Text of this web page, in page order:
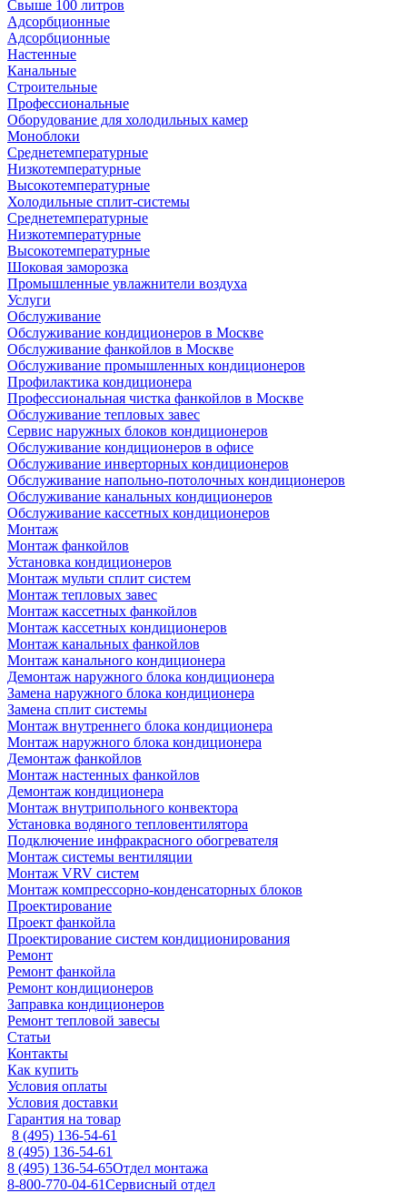
Свыше 100 литров
Адсорбционные
Адсорбционные
Настенные
Канальные
Строительные
Профессиональные
Оборудование для холодильных камер
Моноблоки
Среднетемпературные
Низкотемпературные
Высокотемпературные
Холодильные сплит-системы
Среднетемпературные
Низкотемпературные
Высокотемпературные
Шоковая заморозка
Промышленные увлажнители воздуха
Услуги
Обслуживание
Обслуживание кондиционеров в Москве
Обслуживание фанкойлов в Москве
Обслуживание промышленных кондиционеров
Профилактика кондиционера
Профессиональная чистка фанкойлов в Москве
Обслуживание тепловых завес
Сервис наружных блоков кондиционеров
Обслуживание кондиционеров в офисе
Обслуживание инверторных кондиционеров
Обслуживание напольно-потолочных кондиционеров
Обслуживание канальных кондиционеров
Обслуживание кассетных кондиционеров
Монтаж
Монтаж фанкойлов
Установка кондиционеров
Монтаж мульти сплит систем
Монтаж тепловых завес
Монтаж кассетных фанкойлов
Монтаж кассетных кондиционеров
Монтаж канальных фанкойлов
Монтаж канального кондиционера
Демонтаж наружного блока кондиционера
Замена наружного блока кондиционера
Замена сплит системы
Монтаж внутреннего блока кондиционера
Монтаж наружного блока кондиционера
Демонтаж фанкойлов
Монтаж настенных фанкойлов
Демонтаж кондиционера
Монтаж внутрипольного конвектора
Установка водяного тепловентилятора
Подключение инфракрасного обогревателя
Монтаж системы вентиляции
Монтаж VRV систем
Монтаж компрессорно-конденсаторных блоков
Проектирование
Проект фанкойла
Проектирование систем кондиционирования
Ремонт
Ремонт фанкойла
Ремонт кондиционеров
Заправка кондиционеров
Ремонт тепловой завесы
Статьи
Контакты
Как купить
Условия оплаты
Условия доставки
Гарантия на товар
8 (495) 136-54-61
8 (495) 136-54-61
8 (495) 136-54-65Отдел монтажа
8-800-770-04-61Сервисный отдел